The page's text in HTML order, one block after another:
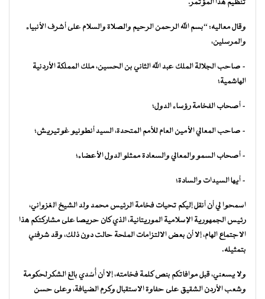
تنظيم هذا المؤتمر.
وقال معاليه: “بسم الله الرحمن الرحيم والصلاة والسلام على أشرف الأنبياء
والمرسلين،
– صاحب الجلالة الملك عبد الله الثاني بن الحسين، ملك المملكة الأردنية
الهاشمية؛
– أصحاب الفخامة رؤساء الدول؛
– صاحب المعالي الأمين العام للأمم المتحدة، السيد أنطونيو غوتيريش؛
– أصحاب السمو والمعالي والسعادة ممثلو الدول الأعضاء؛
– أيها السيدات والسادة؛
اسمحوا لي أن أنقل إليكم تحيات فخامة الرئيس محمد ولد الشيخ الغزواني،
رئيس الجمهورية الإسلامية الموريتانية، الذي كان حريصا على مشاركتكم هذا
الاجتماع الهام، إلا أن بعض الالتزامات الملحة حالت دون ذلك، وقد شرفني
بتمثيله.
ولا يسعني، قبل موافاتكم بنص كلمة فخامته، إلا أن أُسْدي بالغ الشكر لحكومة
وشعب الأردن الشقيق على حفاوة الاستقبال وكرم الضيافة، وعلى حسن